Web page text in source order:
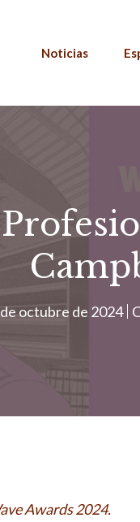
Noticias
octubre de 2024
Awards 2024.